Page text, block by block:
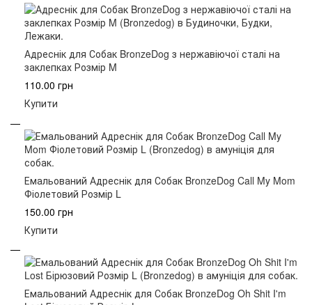
Адреснік для Собак BronzeDog з нержавіючої сталі на
заклепках Розмір M
110.00 грн
Купити
Емальований Адреснік для Собак BronzeDog Call My Mom
Фіолетовий Розмір L
150.00 грн
Купити
Емальований Адреснік для Собак BronzeDog Oh Shit I'm